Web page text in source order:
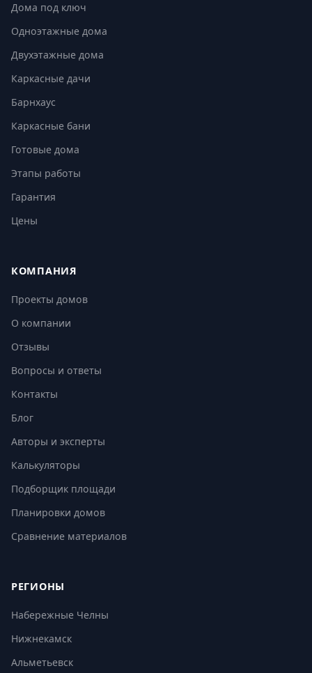
Дома под ключ
Одноэтажные дома
Двухэтажные дома
Каркасные дачи
Барнхаус
Каркасные бани
Готовые дома
Этапы работы
Гарантия
Цены
КОМПАНИЯ
Проекты домов
О компании
Отзывы
Вопросы и ответы
Контакты
Блог
Авторы и эксперты
Калькуляторы
Подборщик площади
Планировки домов
Сравнение материалов
РЕГИОНЫ
Набережные Челны
Нижнекамск
Альметьевск